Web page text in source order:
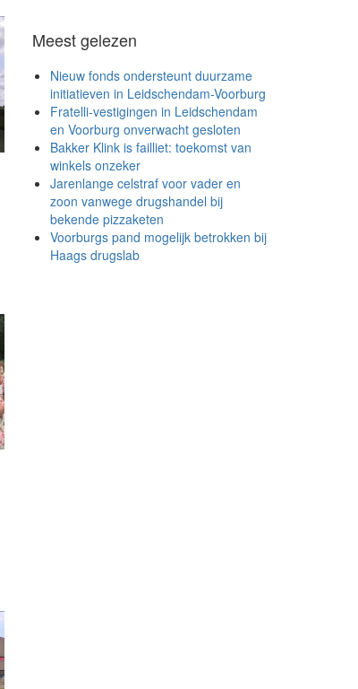
Meest gelezen
Nieuw fonds ondersteunt duurzame
initiatieven in Leidschendam-Voorburg
Fratelli-vestigingen in Leidschendam
en Voorburg onverwacht gesloten
Bakker Klink is failliet: toekomst van
winkels onzeker
Jarenlange celstraf voor vader en
zoon vanwege drugshandel bij
bekende pizzaketen
Voorburgs pand mogelijk betrokken bij
Haags drugslab